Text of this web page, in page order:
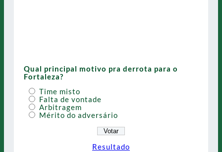
Qual principal motivo pra derrota para o
Fortaleza?
Time misto
Falta de vontade
Arbitragem
Mérito do adversário
Resultado